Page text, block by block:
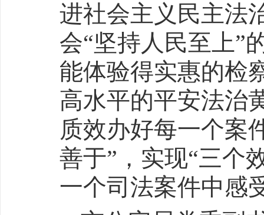
进社会主义民主法
会“坚持人民至上”
能体验得实惠的检
高水平的平安法治
质效办好每一个案
善于”，实现“三个
一个司法案件中感